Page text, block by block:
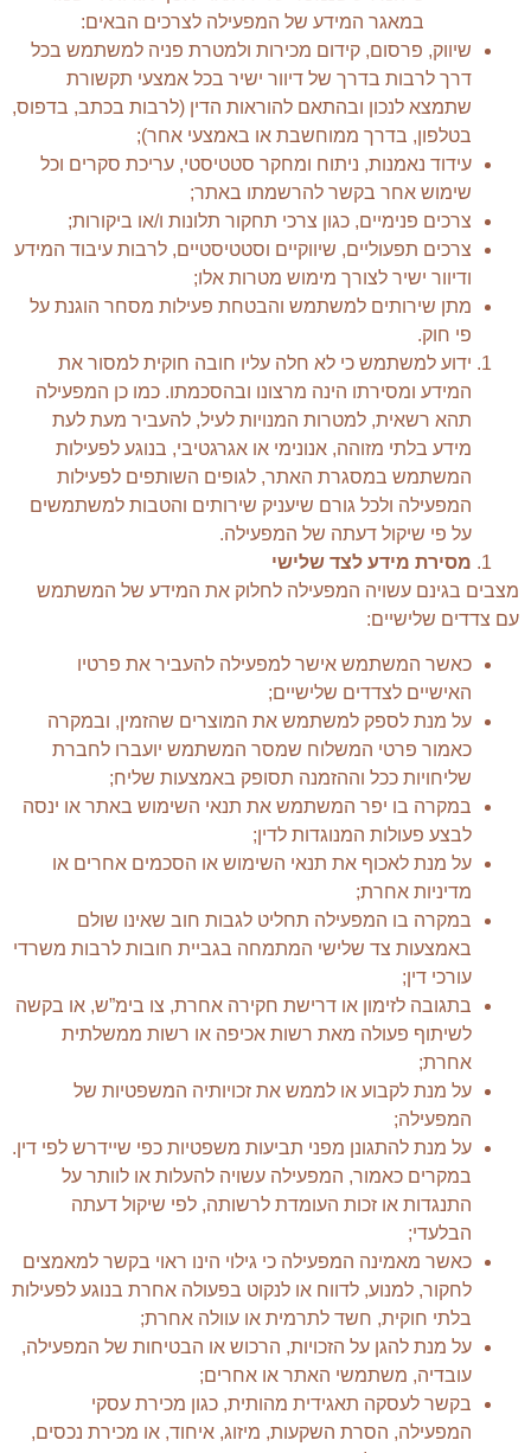
במאגר המידע של המפעילה לצרכים הבאים:
שיווק, פרסום, קידום מכירות ולמטרת פניה למשתמש בכל
דרך לרבות בדרך של דיוור ישיר בכל אמצעי תקשורת
שתמצא לנכון ובהתאם להוראות הדין (לרבות בכתב, בדפוס,
בטלפון, בדרך ממוחשבת או באמצעי אחר);
עידוד נאמנות, ניתוח ומחקר סטטיסטי, עריכת סקרים וכל
שימוש אחר בקשר להרשמתו באתר;
צרכים פנימיים, כגון צרכי תחקור תלונות ו/או ביקורות;
צרכים תפעוליים, שיווקיים וסטטיסטיים, לרבות עיבוד המידע
ודיוור ישיר לצורך מימוש מטרות אלו;
מתן שירותים למשתמש והבטחת פעילות מסחר הוגנת על
פי חוק.
ידוע למשתמש כי לא חלה עליו חובה חוקית למסור את
המידע ומסירתו הינה מרצונו ובהסכמתו. כמו כן המפעילה
תהא רשאית, למטרות המנויות לעיל, להעביר מעת לעת
מידע בלתי מזוהה, אנונימי או אגרגטיבי, בנוגע לפעילות
המשתמש במסגרת האתר, לגופים השותפים לפעילות
המפעילה ולכל גורם שיעניק שירותים והטבות למשתמשים
על פי שיקול דעתה של המפעילה.
מסירת מידע לצד שלישי
מצבים בגינם עשויה המפעילה לחלוק את המידע של המשתמש
עם צדדים שלישיים:
כאשר המשתמש אישר למפעילה להעביר את פרטיו
האישיים לצדדים שלישיים;
על מנת לספק למשתמש את המוצרים שהזמין, ובמקרה
כאמור פרטי המשלוח שמסר המשתמש יועברו לחברת
שליחויות ככל וההזמנה תסופק באמצעות שליח;
במקרה בו יפר המשתמש את תנאי השימוש באתר או ינסה
לבצע פעולות המנוגדות לדין;
על מנת לאכוף את תנאי השימוש או הסכמים אחרים או
מדיניות אחרת;
במקרה בו המפעילה תחליט לגבות חוב שאינו שולם
באמצעות צד שלישי המתמחה בגביית חובות לרבות משרדי
עורכי דין;
בתגובה לזימון או דרישת חקירה אחרת, צו בימ”ש, או בקשה
לשיתוף פעולה מאת רשות אכיפה או רשות ממשלתית
אחרת;
על מנת לקבוע או לממש את זכויותיה המשפטיות של
המפעילה;
על מנת להתגונן מפני תביעות משפטיות כפי שיידרש לפי דין.
במקרים כאמור, המפעילה עשויה להעלות או לוותר על
התנגדות או זכות העומדת לרשותה, לפי שיקול דעתה
הבלעדי;
כאשר מאמינה המפעילה כי גילוי הינו ראוי בקשר למאמצים
לחקור, למנוע, לדווח או לנקוט בפעולה אחרת בנוגע לפעילות
בלתי חוקית, חשד לתרמית או עוולה אחרת;
על מנת להגן על הזכויות, הרכוש או הבטיחות של המפעילה,
עובדיה, משתמשי האתר או אחרים;
בקשר לעסקה תאגידית מהותית, כגון מכירת עסקי
המפעילה, הסרת השקעות, מיזוג, איחוד, או מכירת נכסים,